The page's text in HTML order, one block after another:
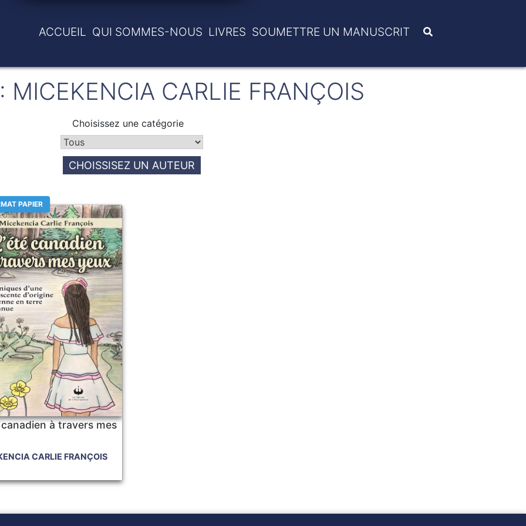
ACCUEIL QUI SOMMES-NOUS LIVRES SOUMETTRE UN MANUSCRIT
MICEKENCIA CARLIE FRANÇOIS
Choisissez une catégorie
CHOISSISEZ UN AUTEUR
PAPIER
canadien à travers mes
CARLIE FRANÇOIS